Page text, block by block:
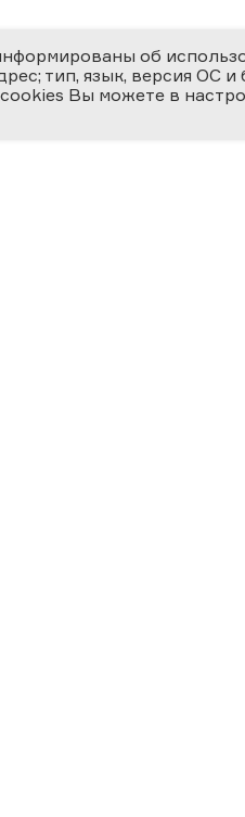
об
тип, язык, версия ОС и
Вы можете в